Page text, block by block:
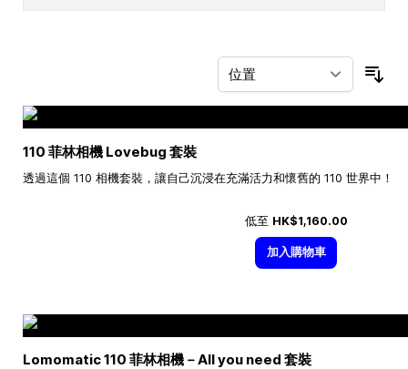
110 菲林相機 Lovebug 套裝
透過這個 110 相機套裝，讓自己沉浸在充滿活力和懷舊的 110 世界中！
低至 HK$1,160.00
加入購物車
Lomomatic 110 菲林相機－All you need 套裝